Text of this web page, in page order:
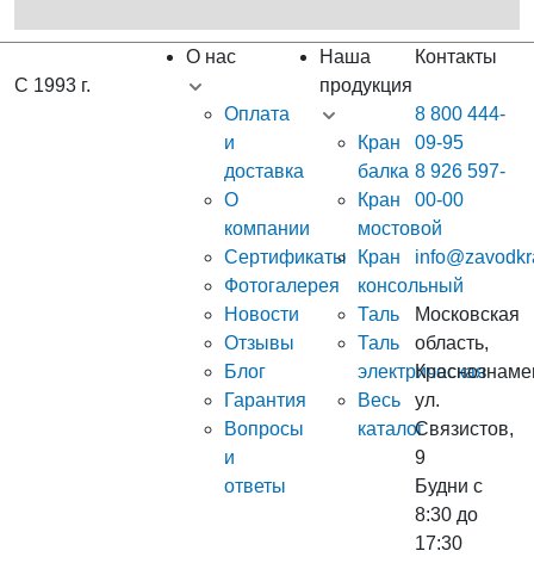
С 1993 г.
О нас
Оплата
и
доставка
О
компании
Сертификаты
Фотогалерея
Новости
Отзывы
Блог
Гарантия
Вопросы
и
ответы
Наша
продукция
Кран
балка
Кран
мостовой
Кран
консольный
Таль
Таль
электрическая
Весь
каталог
Контакты
8 800 444-
09-95
8 926 597-
00-00
Московская
область,
ул.
Связистов,
9
Будни с
8:30 до
17:30